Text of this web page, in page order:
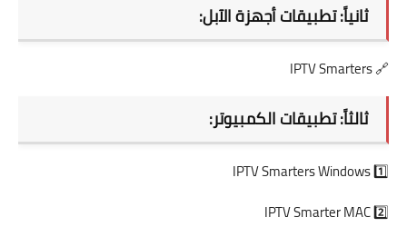
ثانياً: تطبيقات أجهزة الآبل:
🔗
IPTV Smarters
ثالثاً: تطبيقات الكمبيوتر:
1️⃣
IPTV Smarters Windows
2️⃣
IPTV Smarter MAC